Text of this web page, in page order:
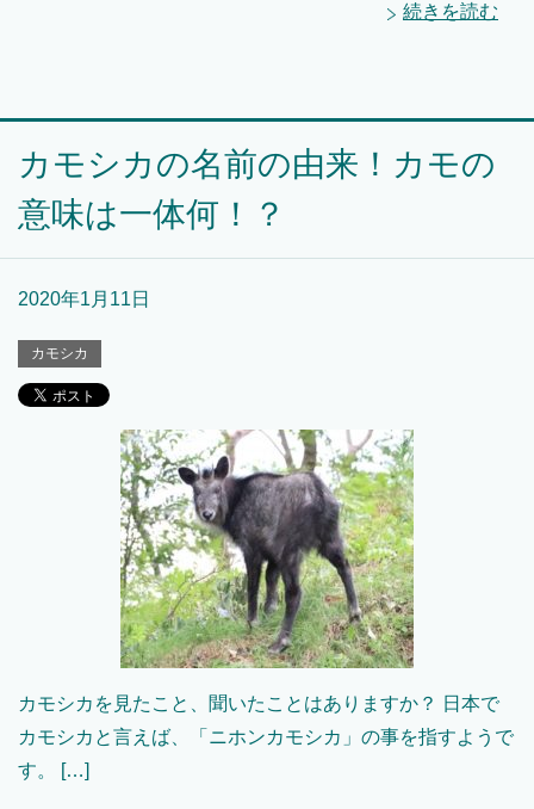
続きを読む
カモシカの名前の由来！カモの
意味は一体何！？
2020年1月11日
カモシカ
カモシカを見たこと、聞いたことはありますか？ 日本で
カモシカと言えば、「ニホンカモシカ」の事を指すようで
す。 […]